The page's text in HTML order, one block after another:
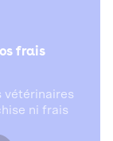
frais
vétérinaires
ni frais